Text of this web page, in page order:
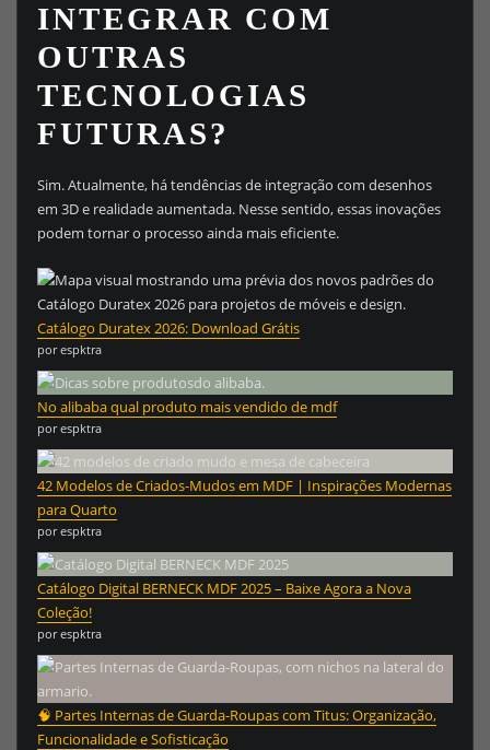
INTEGRAR COM
OUTRAS
TECNOLOGIAS
FUTURAS?
Sim. Atualmente, há tendências de integração com desenhos
em 3D e realidade aumentada. Nesse sentido, essas inovações
podem tornar o processo ainda mais eficiente.
Catálogo Duratex 2026: Download Grátis
por espktra
No alibaba qual produto mais vendido de mdf
por espktra
42 Modelos de Criados-Mudos em MDF | Inspirações Modernas
para Quarto
por espktra
Catálogo Digital BERNECK MDF 2025 – Baixe Agora a Nova
Coleção!
por espktra
🧠 Partes Internas de Guarda-Roupas com Titus: Organização,
Funcionalidade e Sofisticação